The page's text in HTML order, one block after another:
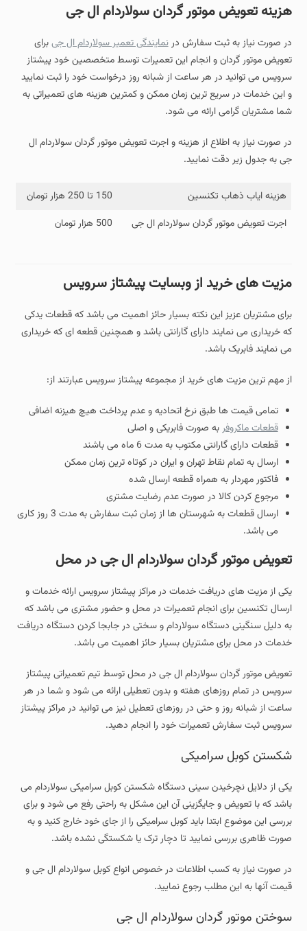
هزینه تعویض موتور گردان سولاردام ال جی
در صورت نیاز به ثبت سفارش درنمایندگی تعمیر سولاردام ال جیبرای
تعویض موتور گردان و انجام این تعمیرات توسط متخصصین خود پیشتاز
سرویس می توانید در هر ساعت از شبانه روز درخواست خود را ثبت نمایید
و این خدمات در سریع ترین زمان ممکن و کمترین هزینه های تعمیراتی به
شما مشتریان گرامی ارائه می شود.
در صورت نیاز به اطلاع از هزینه و اجرت تعویض موتور گردان سولاردام ال
جی به جدول زیر دقت نمایید.
هزینه ایاب ذهاب تکنسین
150 تا 250 هزار تومان
اجرت تعویض موتور گردان سولاردام ال جی
500 هزار تومان
مزیت های خرید از وبسایت پیشتاز سرویس
برای مشتریان عزیز این نکته بسیار حائز اهمیت می باشد که قطعات یدکی
که خریداری می نمایند دارای گارانتی باشد و همچنین قطعه ای که خریداری
می نمایند فابریک باشد.
از مهم ترین مزیت های خرید از مجموعه پیشتاز سرویس عبارتند از:
تمامی قیمت ها طبق نرخ اتحادیه و عدم پرداخت هیچ هیزنه اضافی
قطعات ماکروفربه صورت فابریکی و اصلی
قطعات دارای گارانتی مکتوب به مدت 6 ماه می باشند
ارسال به تمام نقاط تهران و ایران در کوتاه ترین زمان ممکن
فاکتور مهردار به همراه قطعه ارسال شده
مرجوع کردن کالا در صورت عدم رضایت مشتری
ارسال قطعات به شهرستان ها از زمان ثبت سفارش به مدت 3 روز کاری
می باشد.
تعویض موتور گردان سولاردام ال جی در محل
یکی از مزیت های دریافت خدمات در مراکز پیشتاز سرویس ارائه خدمات و
ارسال تکنسین برای انجام تعمیرات در محل و حضور مشتری می باشد که
به دلیل سنگینی دستگاه سولاردام و سختی در جابجا کردن دستگاه دریافت
خدمات در محل برای مشتریان بسیار حائز اهمیت می باشد.
تعویض موتور گردان سولاردام ال جی در محل توسط تیم تعمیراتی پیشتاز
سرویس در تمام روزهای هفته و بدون تعطیلی ارائه می شود و شما در هر
ساعت از شبانه روز و حتی در روزهای تعطیل نیز می توانید در مراکز پیشتاز
سرویس ثبت سفارش تعمیرات خود را انجام دهید.
شکستن کوبل سرامیکی
یکی از دلایل نچرخیدن سینی دستگاه شکستن کوبل سرامیکی سولاردام می
باشد که با تعویض و جایگزینی آن این مشکل به راحتی رفع می شود و برای
بررسی این موضوع ابتدا باید کوبل سرامیکی را از جای خود خارج کنید و به
صورت ظاهری بررسی نمایید تا دچار ترک یا شکستگی نشده باشد.
در صورت نیاز به کسب اطلاعات در خصوص انواع کوبل سولاردام ال جی و
قیمت آنها به این مطلب رجوع نمایید.
سوختن موتور گردان سولاردام ال جی